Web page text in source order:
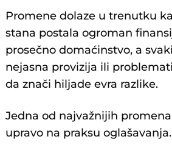
Promene dolaze u trenutku
stana postala ogroman
prosečno domaćinstvo, a
nejasna provizija ili
da znači hiljade evra razlike.
Jedna od najvažnijih
upravo na praksu oglašavanja.